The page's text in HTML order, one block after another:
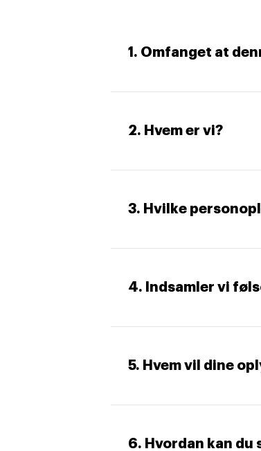
1. Omfanget at
2. Hvem er vi?
3. Hvilke
4. Indsamler vi
5. Hvem vil dine
6. Hvordan kan